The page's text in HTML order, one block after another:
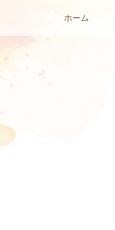
ホーム